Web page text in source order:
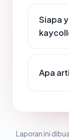
Siapa
Apa
Laporan ini